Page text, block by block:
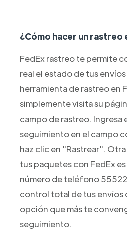
¿Cómo hacer un rastreo
FedEx rastreo te permite
real el estado de tus
herramienta de rastreo en
simplemente visita su
campo de rastreo. Ingresa
seguimiento en el campo
haz clic en "Rastrear".
tus paquetes con FedEx
número de teléfono
control total de tus envíos
opción que más te
seguimiento.